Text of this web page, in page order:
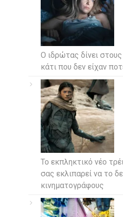
Ο ιδρώτας δίνει
κάτι που δεν είχαν
Το εκπληκτικό νέο
σας εκλιπαρεί να το
κινηματογράφους